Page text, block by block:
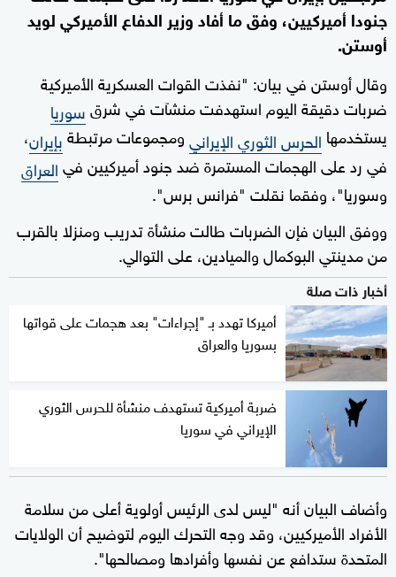
جنودا أميركيين، وفق ما أفاد وزير الدفاع الأميركي لويد
أوستن.
وقال أوستن في بيان: "نفذت القوات العسكرية الأميركية
ضربات دقيقة اليوم استهدفت منشآت في شرقسوريا
يستخدمها الحرس الثوري الإيرانيومجموعات مرتبطةبإيران،
في رد على الهجمات المستمرة ضد جنود أميركيين فيالعراق
وسوريا"، وفقما نقلت "فرانس برس".
ووفق البيان فإن الضربات طالت منشأة تدريب ومنزلا بالقرب
من مدينتي البوكمال والميادين، على التوالي.
أخبار ذات صلة
أميركا تهدد بـ "إجراءات" بعد هجمات على قواتها
بسوريا والعراق
ضربة أميركية تستهدف منشأة للحرس الثوري
الإيراني في سوريا
وأضاف البيان أنه "ليس لدى الرئيس أولوية أعلى من سلامة
الأفراد الأميركيين، وقد وجه التحرك اليوم لتوضيح أن الولايات
المتحدة ستدافع عن نفسها وأفرادها ومصالحها".